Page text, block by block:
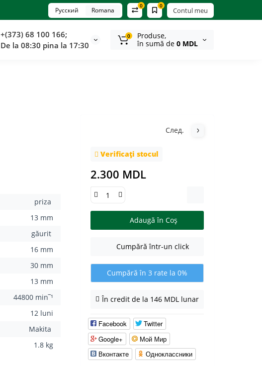
Contul meu
0
0
Русский Romana
+(373) 68 100 166;
De la 08:30 pina la 17:30
0
Produse,
în sumă de 0 MDL
priza
13 mm
găurit
16 mm
30 mm
13 mm
44800 min‾¹
12 luni
Makita
1.8 kg
След.
Verificați stocul
2.300 MDL
Adaugă în Coş
Cumpără într-un click
Cumpără în 3 rate la 0%
În credit de la 146 MDL lunar
Facebook
Twitter
Google+
Мой Мир
Вконтакте
Одноклассники